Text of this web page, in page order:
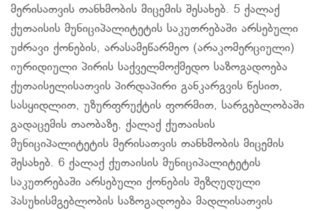
მერისათვის თანხმობის მიცემის შესახებ. 5 ქალაქ
ქუთაისის მუნიციპალიტეტის საკუთრებაში არსებული
უძრავი ქონების, არასამეწარმეო (არაკომერციული)
იურიდიული პირის საქველმოქმედო საზოგადოება
ქუთაისელისათვის პირდაპირი განკარგვის წესით,
სასყიდლით, უზურფრუქტის ფორმით, სარგებლობაში
გადაცემის თაობაზე, ქალაქ ქუთაისის
მუნიციპალიტეტის მერისათვის თანხმობის მიცემის
შესახებ. 6 ქალაქ ქუთაისის მუნიციპალიტეტის
საკუთრებაში არსებული ქონების შეზღუდული
პასუხისმგებლობის საზოგადოება მადლისათვის